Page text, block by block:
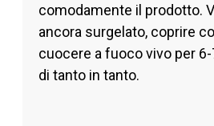
comodamente il prodotto.
ancora surgelato, coprire
cuocere a fuoco vivo per
di tanto in tanto.